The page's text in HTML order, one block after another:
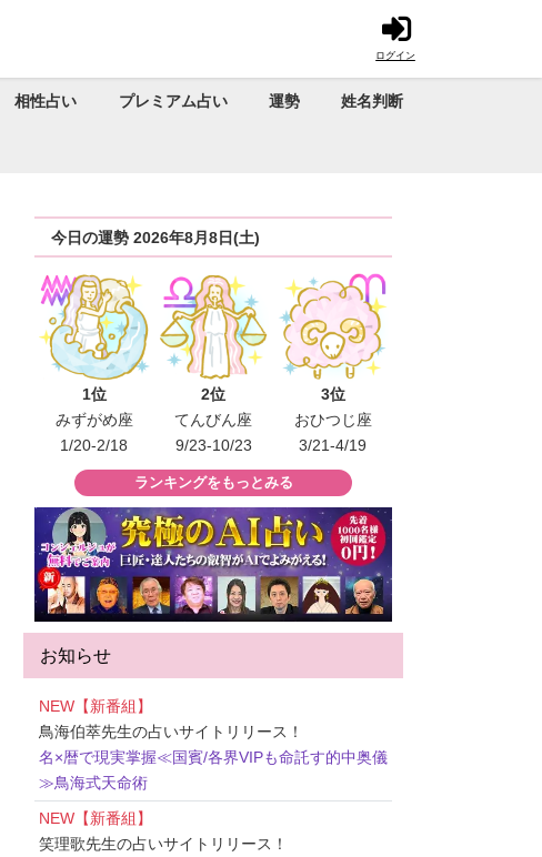
ログイン
相性占い プレミアム占い 運勢 姓名判断
今日の運勢 2026年8月8日(土)
1位
みずがめ座
1/20-2/18
2位
てんびん座
9/23-10/23
3位
おひつじ座
3/21-4/19
ランキングをもっとみる
お知らせ
NEW【新番組】
鳥海伯萃先生の占いサイトリリース！
名×暦で現実掌握≪国賓/各界VIPも命託す的中奥儀
≫鳥海式天命術
NEW【新番組】
笑理歌先生の占いサイトリリース！